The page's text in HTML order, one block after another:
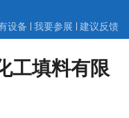
设备 我要参展 建议反馈
工填料有限